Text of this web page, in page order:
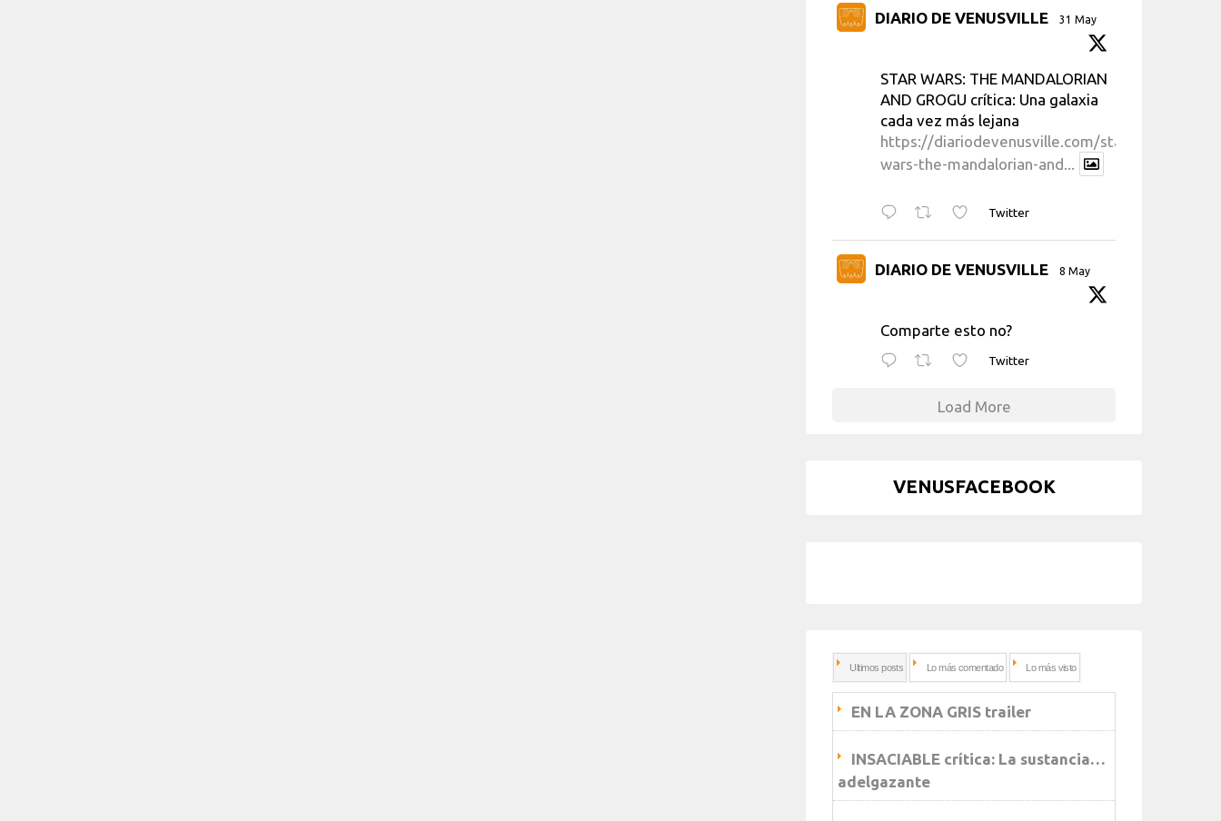
DIARIO DE VENUSVILLE 31 May
STAR WARS: THE MANDALORIAN
AND GROGU crítica: Una galaxia
cada vez más lejana
https://diariodevenusville.com/star-
wars-the-mandalorian-and...
Twitter
DIARIO DE VENUSVILLE 8 May
Comparte esto no?
Twitter
Load More
VENUSFACEBOOK
Ultimos posts Lo más comentado Lo más visto
EN LA ZONA GRIS trailer
INSACIABLE crítica: La sustancia…
adelgazante